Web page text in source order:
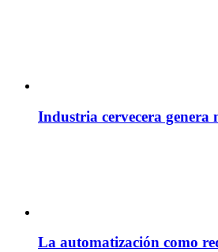
Industria cervecera genera
La automatización como